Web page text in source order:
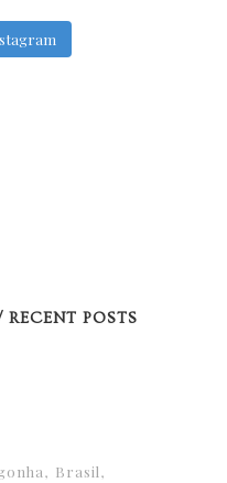
POSTS
Brasil